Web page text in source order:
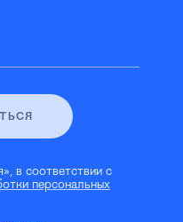
в соответствии с
персональных